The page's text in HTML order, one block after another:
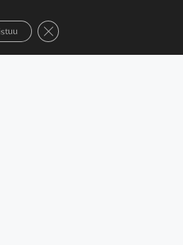
Sulje evästebanneri